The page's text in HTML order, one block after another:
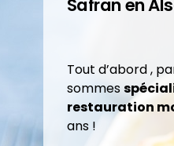
Safran en
Tout d’abord ,
sommes
restauration
ans !